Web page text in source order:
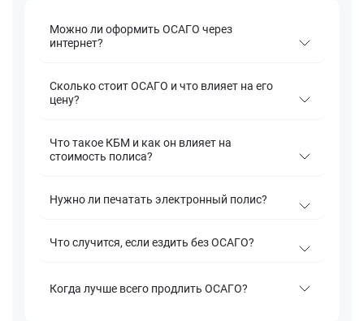
Можно ли оформить ОСАГО через
интернет?
Сколько стоит ОСАГО и что влияет на его
цену?
Что такое КБМ и как он влияет на
стоимость полиса?
Нужно ли печатать электронный полис?
Что случится, если ездить без ОСАГО?
Когда лучше всего продлить ОСАГО?